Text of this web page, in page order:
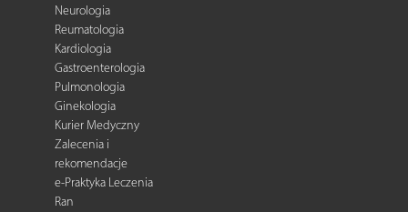
Neurologia
Reumatologia
Kardiologia
Gastroenterologia
Pulmonologia
Ginekologia
Kurier Medyczny
Zalecenia i
rekomendacje
e-Praktyka Leczenia
Ran